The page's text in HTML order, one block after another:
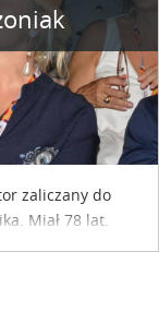
zaliczany do
Miał 78 lat.